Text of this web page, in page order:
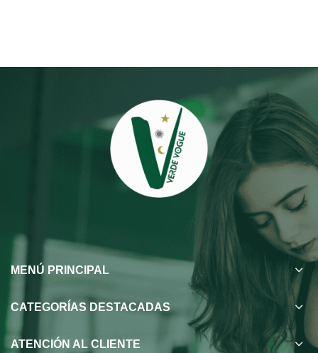
MENÚ PRINCIPAL
CATEGORÍAS DESTACADAS
ATENCIÓN AL CLIENTE